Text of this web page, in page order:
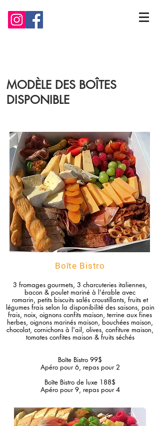
MODÈLE DES BOÎTES
DISPONIBLE
Boîte Bistro
3 fromages gourmets, 3 charcuteries italiennes,
bacon & poulet mariné à l'érable avec
romarin, petits biscuits salés croustillants, fruits et
légumes frais selon la disponibilité des saisons, pain
frais, noix, oignons confits maison, terrine aux fines
herbes, oignons marinés maison, bouchées maison,
chocolat, cornichons à l'ail, olives, confiture maison,
tomates confites maison & fruits séchés
Boîte Bistro 99$
Apéro pour 6, repas pour 2
Boîte Bistro de luxe 188$
Apéro pour 9, repas pour 4